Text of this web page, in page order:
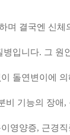
며 결국엔 신체
입니다. 그 원
돌연변이에
비 기능의 장애
영양증, 근경